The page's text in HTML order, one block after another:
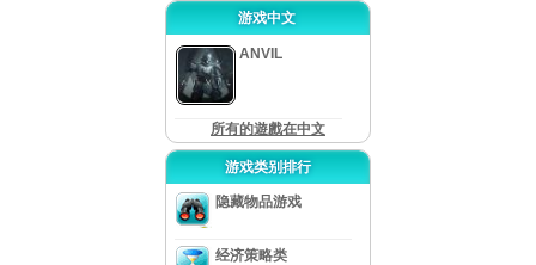
游戏中文
ANVIL
所有的遊戲在中文
游戏类别排行
隐藏物品游戏
经济策略类